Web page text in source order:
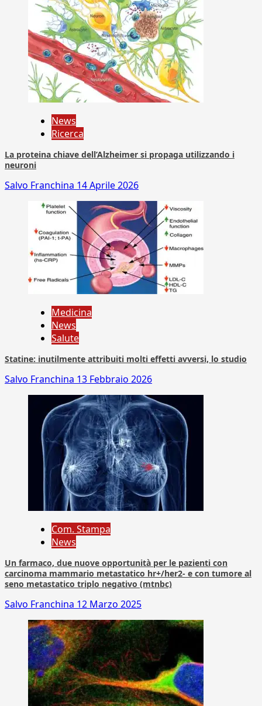
News
Ricerca
La proteina chiave dell’Alzheimer si propaga utilizzando i
neuroni
Salvo Franchina 14 Aprile 2026
Medicina
News
Salute
Statine: inutilmente attribuiti molti effetti avversi, lo studio
Salvo Franchina 13 Febbraio 2026
Com. Stampa
News
Un farmaco, due nuove opportunità per le pazienti con
carcinoma mammario metastatico hr+/her2- e con tumore al
seno metastatico triplo negativo (mtnbc)
Salvo Franchina 12 Marzo 2025